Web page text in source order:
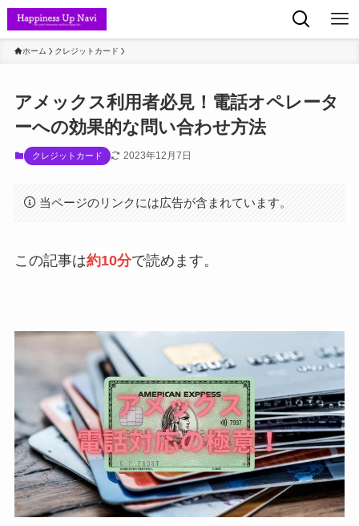
ホーム クレジットカード
アメックス利用者必見！電話オペレータ
ーへの効果的な問い合わせ方法
クレジットカード 2023年12月7日
当ページのリンクには広告が含まれています。
この記事は約10分で読めます。